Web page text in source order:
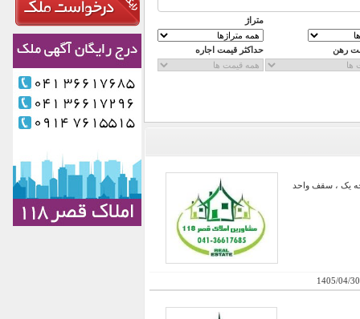
متراژ
رهن حداکثر قیمت اجاره
یک ، سقف واحد
1405/04/30